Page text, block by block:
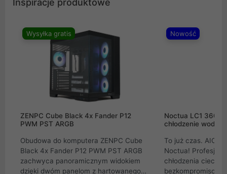
Wysyłka gratis
ZENPC Cube Black 4x Fander P12
PWM PST ARGB
Obudowa do komputera ZENPC Cube
Black 4x Fander P12 PWM PST ARGB
zachwyca panoramicznym widokiem
dzięki dwóm panelom z hartowanego
Nowość
Noctua LC1
chłodzenie wodne
To już czas. AIO
Noctua!
chłodzenia cieczą